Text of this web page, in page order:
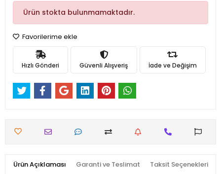
Ürün stokta bulunmamaktadır.
Favorilerime ekle
Hızlı Gönderi Güvenli Alışveriş İade ve Değişim
Ürün Açıklaması Garanti ve Teslimat Taksit Seçenekleri